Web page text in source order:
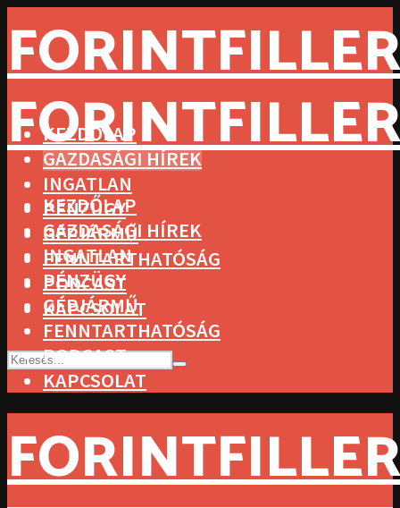
KEZDŐLAP
GAZDASÁGI HÍREK
INGATLAN
PÉNZÜGY
GÉPJÁRMŰ
FENNTARTHATÓSÁG
PODCAST
KAPCSOLAT
KEZDŐLAP
GAZDASÁGI HÍREK
INGATLAN
PÉNZÜGY
GÉPJÁRMŰ
FENNTARTHATÓSÁG
PODCAST
KAPCSOLAT